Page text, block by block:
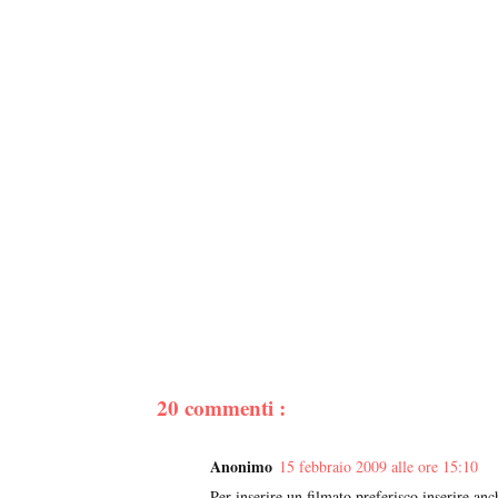
20 commenti :
Anonimo 15 febbraio 2009 alle ore 15:10